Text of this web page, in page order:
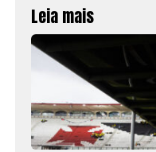
Leia mais